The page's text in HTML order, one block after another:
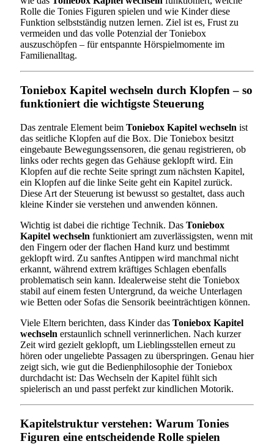
Rolle die Tonies Figuren spielen und wie Kinder diese
Funktion selbstständig nutzen lernen. Ziel ist es, Frust zu
vermeiden und das volle Potenzial der Toniebox
auszuschöpfen – für entspannte Hörspielmomente im
Familienalltag.
Toniebox Kapitel wechseln durch Klopfen – so
funktioniert die wichtigste Steuerung
Das zentrale Element beim Toniebox Kapitel wechseln ist
das seitliche Klopfen auf die Box. Die Toniebox besitzt
eingebaute Bewegungssensoren, die genau registrieren, ob
links oder rechts gegen das Gehäuse geklopft wird. Ein
Klopfen auf die rechte Seite springt zum nächsten Kapitel,
ein Klopfen auf die linke Seite geht ein Kapitel zurück.
Diese Art der Steuerung ist bewusst so gestaltet, dass auch
kleine Kinder sie verstehen und anwenden können.
Wichtig ist dabei die richtige Technik. Das Toniebox
Kapitel wechseln funktioniert am zuverlässigsten, wenn mit
den Fingern oder der flachen Hand kurz und bestimmt
geklopft wird. Zu sanftes Antippen wird manchmal nicht
erkannt, während extrem kräftiges Schlagen ebenfalls
problematisch sein kann. Idealerweise steht die Toniebox
stabil auf einem festen Untergrund, da weiche Unterlagen
wie Betten oder Sofas die Sensorik beeinträchtigen können.
Viele Eltern berichten, dass Kinder das Toniebox Kapitel
wechseln erstaunlich schnell verinnerlichen. Nach kurzer
Zeit wird gezielt geklopft, um Lieblingsstellen erneut zu
hören oder ungeliebte Passagen zu überspringen. Genau hier
zeigt sich, wie gut die Bedienphilosophie der Toniebox
durchdacht ist: Das Wechseln der Kapitel fühlt sich
spielerisch an und passt perfekt zur kindlichen Motorik.
Kapitelstruktur verstehen: Warum Tonies
Figuren eine entscheidende Rolle spielen